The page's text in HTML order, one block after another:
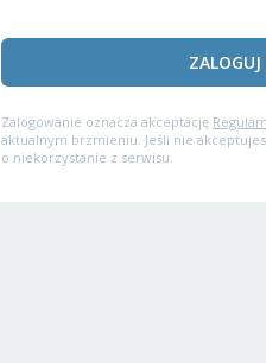
ZALOGUJ
Zalogowanie oznacza akceptację
aktualnym brzmieniu. Jeśli nie
o niekorzystanie z serwisu.